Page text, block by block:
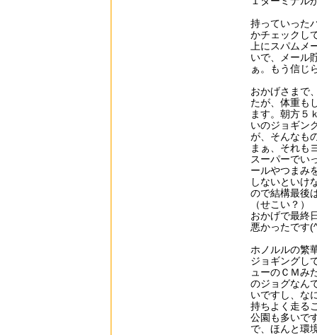
持っていった
かチェックし
上にスパムメ
いで、メール
ぁ。もう信じ
おかげさまで
たが、体重も
ます。朝方５
いのジョギン
が、そんなも
まぁ、それも
スーパーでい
ールやつまみ
しないといけ
ので結構最後
（せこい？）
おかげで最終
悪かったです
ホノルルの繁
ジョギングし
ューのＣＭみ
のジョグなん
いですし、な
持ちよく走る
公園も多いで
で、ほんと環